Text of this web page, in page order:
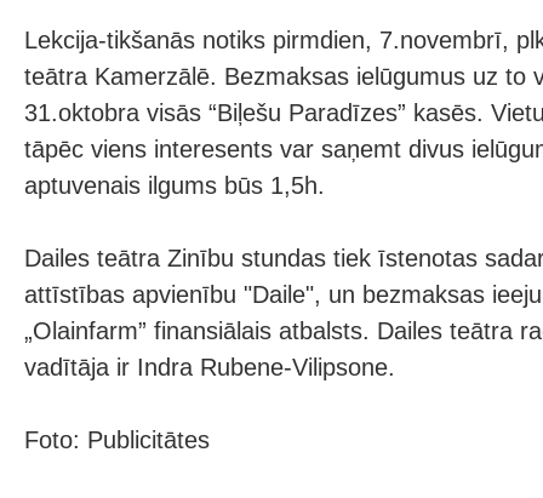
Lekcija-tikšanās notiks pirmdien, 7.novembrī,
teātra Kamerzālē. Bezmaksas ielūgumus uz to
31.oktobra visās “Biļešu Paradīzes” kasēs.
tāpēc viens interesents var saņemt divus
aptuvenais ilgums būs 1,5h.
Dailes teātra Zinību stundas tiek īstenotas
attīstības apvienību "Daile", un bezmaksas
„Olainfarm” finansiālais atbalsts. Dailes teātra
vadītāja ir Indra Rubene-Vilipsone.
Foto: Publicitātes